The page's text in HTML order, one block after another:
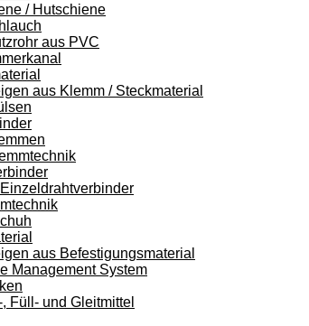
/ Hutschiene
aus PVC
aus Klemm / Steckmaterial
aus Befestigungsmaterial
Management System
Füll- und Gleitmittel